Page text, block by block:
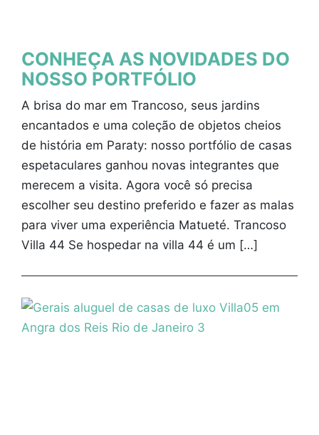
CONHEÇA AS NOVIDADES DO
NOSSO PORTFÓLIO
A brisa do mar em Trancoso, seus jardins
encantados e uma coleção de objetos cheios
de história em Paraty: nosso portfólio de casas
espetaculares ganhou novas integrantes que
merecem a visita. Agora você só precisa
escolher seu destino preferido e fazer as malas
para viver uma experiência Matueté. Trancoso
Villa 44 Se hospedar na villa 44 é um […]